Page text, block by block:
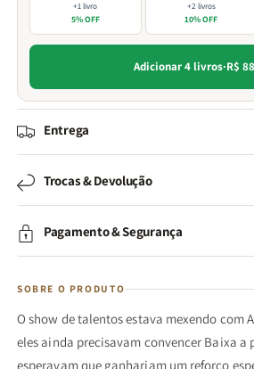
+1 livro
5% OFF
+2 livros
10% OFF
Adicionar 4 livros·R$
Entrega
Trocas & Devolução
Pagamento & Segurança
SOBRE O PRODUTO
O show de talentos estava mexendo com
eles ainda precisavam convencer Baixa a
esperavam que ganhariam um reforço